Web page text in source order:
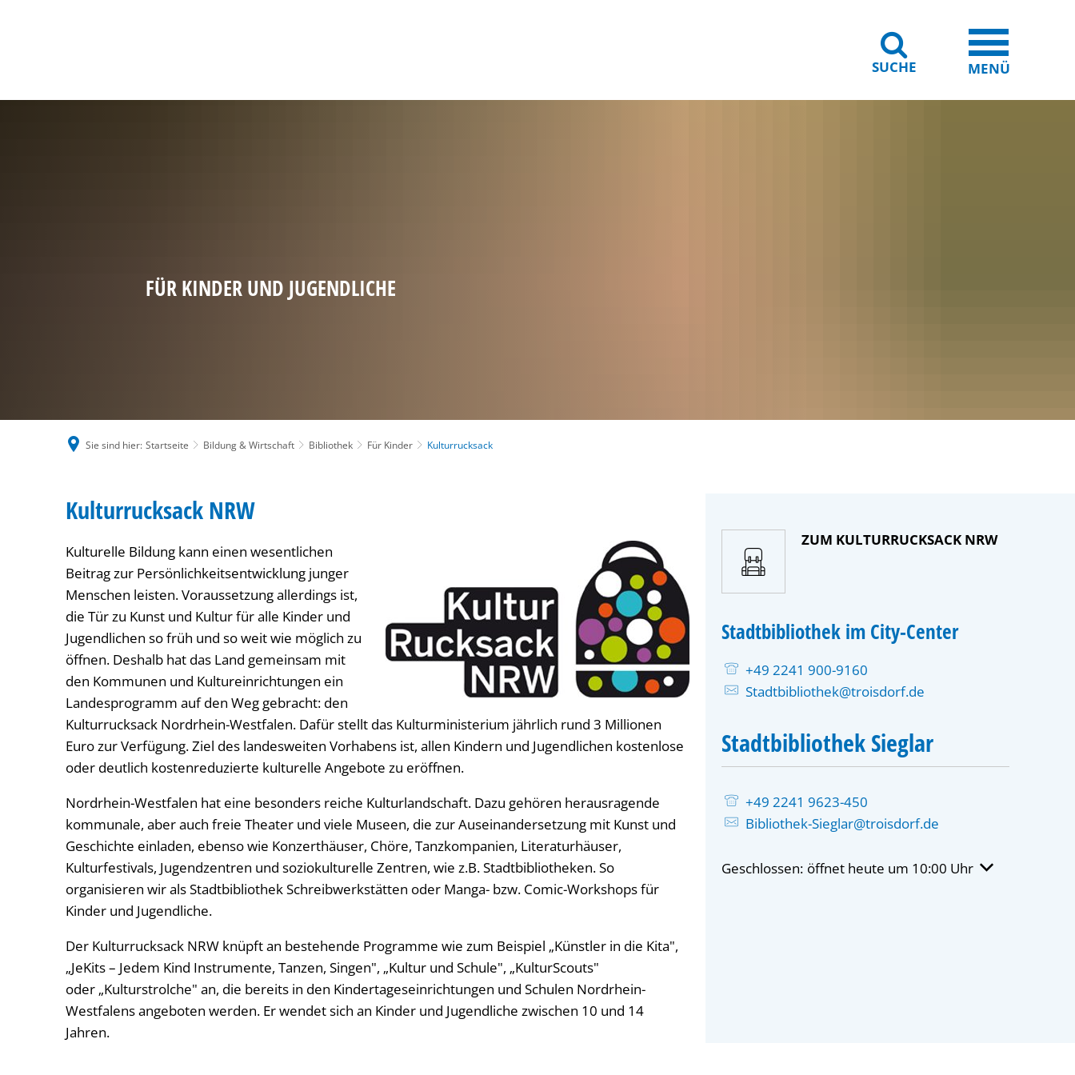
SUCHE MENÜ
FÜR KINDER UND JUGENDLICHE
Sie sind hier: Startseite Bildung & Wirtschaft Bibliothek Für Kinder Kulturrucksack
Kulturrucksack
Kulturrucksack NRW
Kulturelle Bildung kann einen wesentlichen
Beitrag zur Persönlichkeitsentwicklung junger
Menschen leisten. Voraussetzung allerdings ist,
die Tür zu Kunst und Kultur für alle Kinder und
Jugendlichen so früh und so weit wie möglich zu
öffnen. Deshalb hat das Land gemeinsam mit
den Kommunen und Kultureinrichtungen ein
Landesprogramm auf den Weg gebracht: den
Kulturrucksack Nordrhein-Westfalen. Dafür stellt das Kulturministerium jährlich rund 3 Millionen
Euro zur Verfügung. Ziel des landesweiten Vorhabens ist, allen Kindern und Jugendlichen kostenlose
oder deutlich kostenreduzierte kulturelle Angebote zu eröffnen.
Nordrhein-Westfalen hat eine besonders reiche Kulturlandschaft. Dazu gehören herausragende
kommunale, aber auch freie Theater und viele Museen, die zur Auseinandersetzung mit Kunst und
Geschichte einladen, ebenso wie Konzerthäuser, Chöre, Tanzkompanien, Literaturhäuser,
Kulturfestivals, Jugendzentren und soziokulturelle Zentren, wie z.B. Stadtbibliotheken. So
organisieren wir als Stadtbibliothek Schreibwerkstätten oder Manga- bzw. Comic-Workshops für
Kinder und Jugendliche.
Der Kulturrucksack NRW knüpft an bestehende Programme wie zum Beispiel „Künstler in die Kita",
„JeKits – Jedem Kind Instrumente, Tanzen, Singen", „Kultur und Schule", „KulturScouts"
oder „Kulturstrolche" an, die bereits in den Kindertageseinrichtungen und Schulen Nordrhein-
Westfalens angeboten werden. Er wendet sich an Kinder und Jugendliche zwischen 10 und 14
Jahren.
ZUM KULTURRUCKSACK NRW
Stadtbibliothek im City-Center
+49 2241 900-9160
Stadtbibliothek@troisdorf.de
Stadtbibliothek Sieglar
+49 2241 9623-450
Bibliothek-Sieglar@troisdorf.de
Klicken, um weitere Öffnungs- oder Schließzeiten
Geschlossen: öffnet heute um 10:00 Uhr